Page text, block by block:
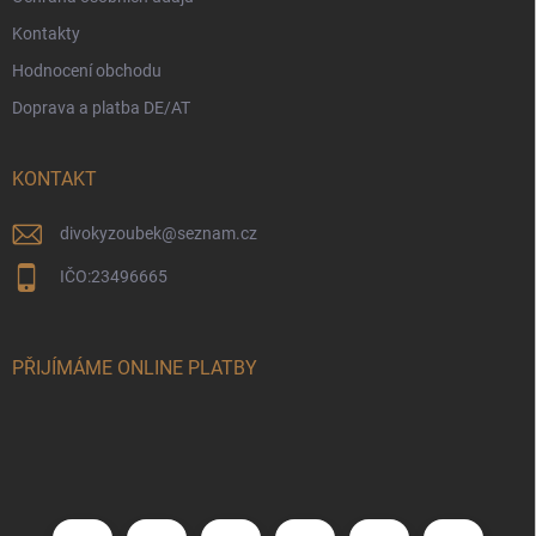
Kontakty
Hodnocení obchodu
Doprava a platba DE/AT
KONTAKT
divokyzoubek@seznam.cz
IČO:23496665
PŘIJÍMÁME ONLINE PLATBY